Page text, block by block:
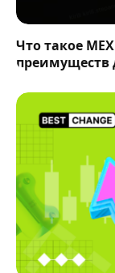
Что такое
преимуществ